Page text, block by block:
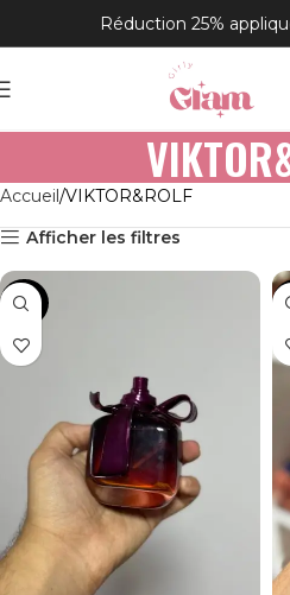
Réduction 25%
Accueil VIKTOR&ROLF
Afficher les filtres
-35% -